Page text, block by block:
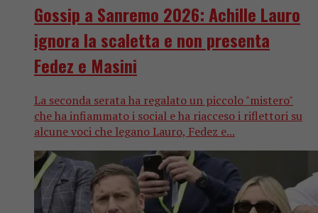
Gossip a Sanremo 2026: Achille Lauro
ignora la scaletta e non presenta
Fedez e Masini
La seconda serata ha regalato un piccolo "mistero"
che ha infiammato i social e ha riacceso i riflettori su
alcune voci che legano Lauro, Fedez e...